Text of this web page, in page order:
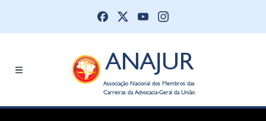
ANAJUR
Associação Nacional dos Membros das
Carreiras da Advocacia-Geral da União